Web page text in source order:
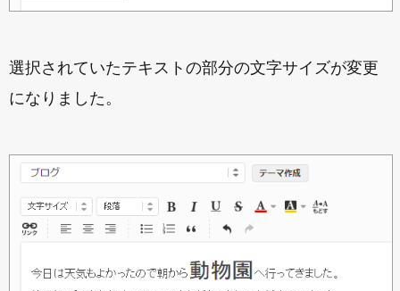
選択されていたテキストの部分の文字サイズが変更
になりました。